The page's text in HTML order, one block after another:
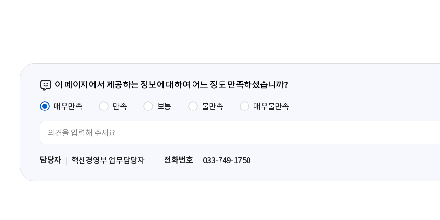
이 페이지에서 제공하는 정보에 대하여 어느 정도 만족하셨습니까?
매우만족 만족 보통 불만족 매우불만족
력
담당자 혁신경영부 업무담당자 전화번호 033-749-1750